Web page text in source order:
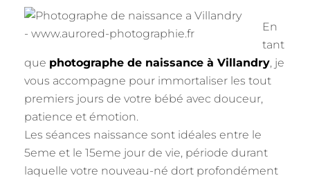
En
tant
que photographe de naissance à Villandry, je
vous accompagne pour immortaliser les tout
premiers jours de votre bébé avec douceur,
patience et émotion.
Les séances naissance sont idéales entre le
5eme et le 15eme jour de vie, période durant
laquelle votre nouveau-né dort profondément